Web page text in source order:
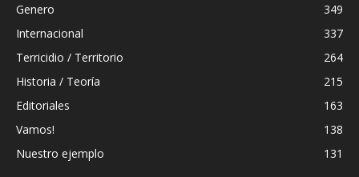
Genero
349
Internacional
337
Terricidio / Territorio
264
Historia / Teoría
215
Editoriales
163
Vamos!
138
Nuestro ejemplo
131